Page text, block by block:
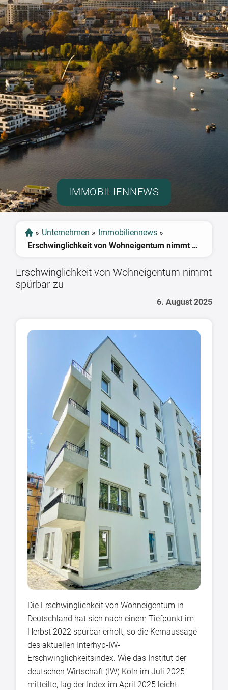
IMMOBILIENNEWS
» Unternehmen » Immobiliennews »
Erschwinglichkeit von Wohneigentum nimmt spürbar zu
Erschwinglichkeit von Wohneigentum nimmt
spürbar zu
6. August 2025
Die Erschwinglichkeit von Wohneigentum in
Deutschland hat sich nach einem Tiefpunkt im
Herbst 2022 spürbar erholt, so die Kernaussage
des aktuellen Interhyp-IW-
Erschwinglichkeitsindex. Wie das Institut der
deutschen Wirtschaft (IW) Köln im Juli 2025
mitteilte, lag der Index im April 2025 leicht